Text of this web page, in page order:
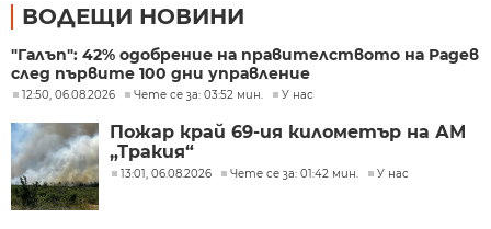
ВОДЕЩИ НОВИНИ
"Галъп": 42% одобрение на правителството на Радев
след първите 100 дни управление
12:50, 06.08.2026 Чете се за: 03:52 мин. У нас
Пожар край 69-ия километър на АМ
„Тракия“
13:01, 06.08.2026 Чете се за: 01:42 мин. У нас